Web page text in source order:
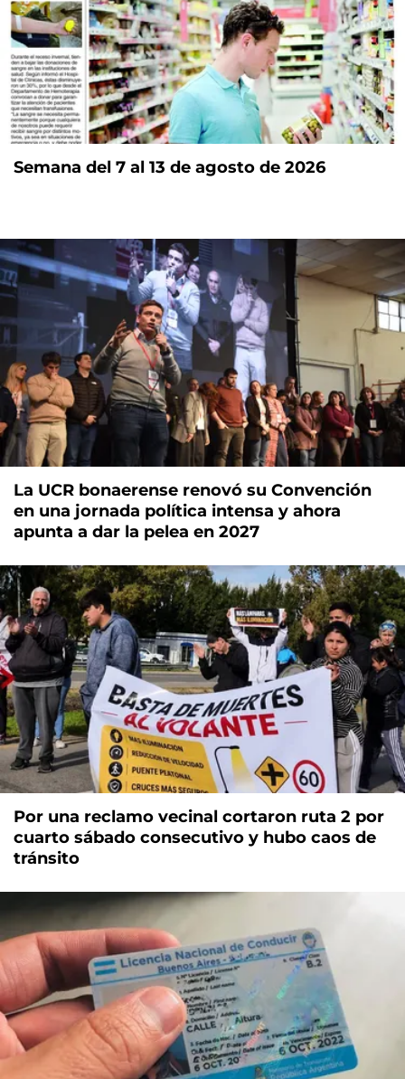
Semana del 7 al 13 de agosto de 2026
La UCR bonaerense renovó su Convención
en una jornada política intensa y ahora
apunta a dar la pelea en 2027
Por una reclamo vecinal cortaron ruta 2 por
cuarto sábado consecutivo y hubo caos de
tránsito